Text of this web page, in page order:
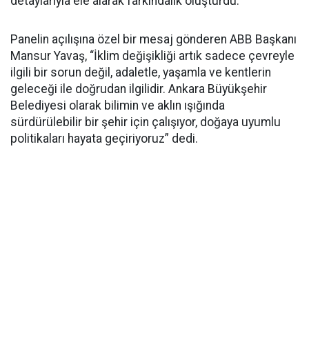
Panelin açılışına özel bir mesaj gönderen ABB Başkanı
Mansur Yavaş, “İklim değişikliği artık sadece çevreyle
ilgili bir sorun değil, adaletle, yaşamla ve kentlerin
geleceği ile doğrudan ilgilidir. Ankara Büyükşehir
Belediyesi olarak bilimin ve aklın ışığında
sürdürülebilir bir şehir için çalışıyor, doğaya uyumlu
politikaları hayata geçiriyoruz” dedi.